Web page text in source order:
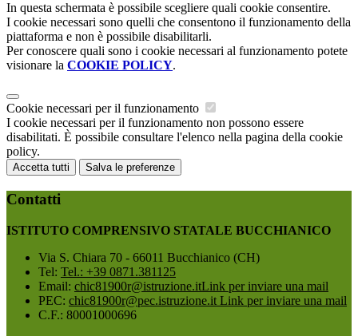
In questa schermata è possibile scegliere quali cookie consentire.
I cookie necessari sono quelli che consentono il funzionamento della
piattaforma e non è possibile disabilitarli.
Per conoscere quali sono i cookie necessari al funzionamento potete
visionare la COOKIE POLICY.
Cookie necessari per il funzionamento
I cookie necessari per il funzionamento non possono essere
disabilitati. È possibile consultare l'elenco nella pagina della cookie
policy.
Accetta tutti Salva le preferenze
Contatti
ISTITUTO COMPRENSIVO STATALE BUCCHIANICO
Via S. Chiara 70 - 66011 Bucchianico (CH)
Tel: Tel.: +39 0871.381125
Email: chic81900r@istruzione.itLink per inviare una mail
PEC: chic81900r@pec.istruzione.it Link per inviare una mail
C.F.: 80001000696